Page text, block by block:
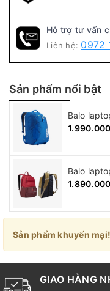
Hỗ trợ tư vấn
Liên hệ: 0972
Sản phẩm nổi bật
Balo
Sản phẩm khuyến mại!
GIAO HÀNG